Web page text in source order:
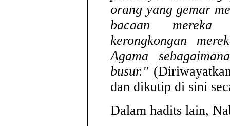
orang yang gemar
bacaan
kerongkongan
Agama
busur."
dan dikutip di sini
Dalam hadits lain,